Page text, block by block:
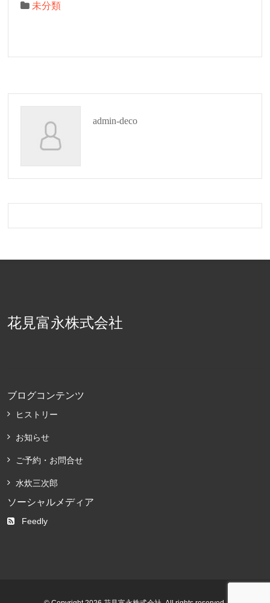
未分類
admin-deco
花見富永株式会社
ブログコンテンツ
ヒストリー
お知らせ
ご予約・お問合せ
水炊三次郎
ソーシャルメディア
Feedly